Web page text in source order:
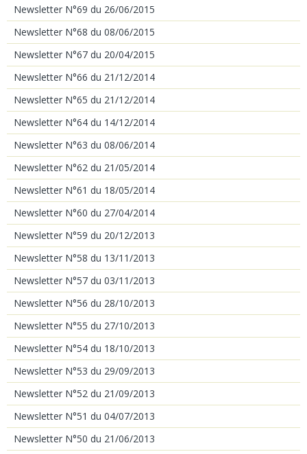
Newsletter N°69 du 26/06/2015
Newsletter N°68 du 08/06/2015
Newsletter N°67 du 20/04/2015
Newsletter N°66 du 21/12/2014
Newsletter N°65 du 21/12/2014
Newsletter N°64 du 14/12/2014
Newsletter N°63 du 08/06/2014
Newsletter N°62 du 21/05/2014
Newsletter N°61 du 18/05/2014
Newsletter N°60 du 27/04/2014
Newsletter N°59 du 20/12/2013
Newsletter N°58 du 13/11/2013
Newsletter N°57 du 03/11/2013
Newsletter N°56 du 28/10/2013
Newsletter N°55 du 27/10/2013
Newsletter N°54 du 18/10/2013
Newsletter N°53 du 29/09/2013
Newsletter N°52 du 21/09/2013
Newsletter N°51 du 04/07/2013
Newsletter N°50 du 21/06/2013